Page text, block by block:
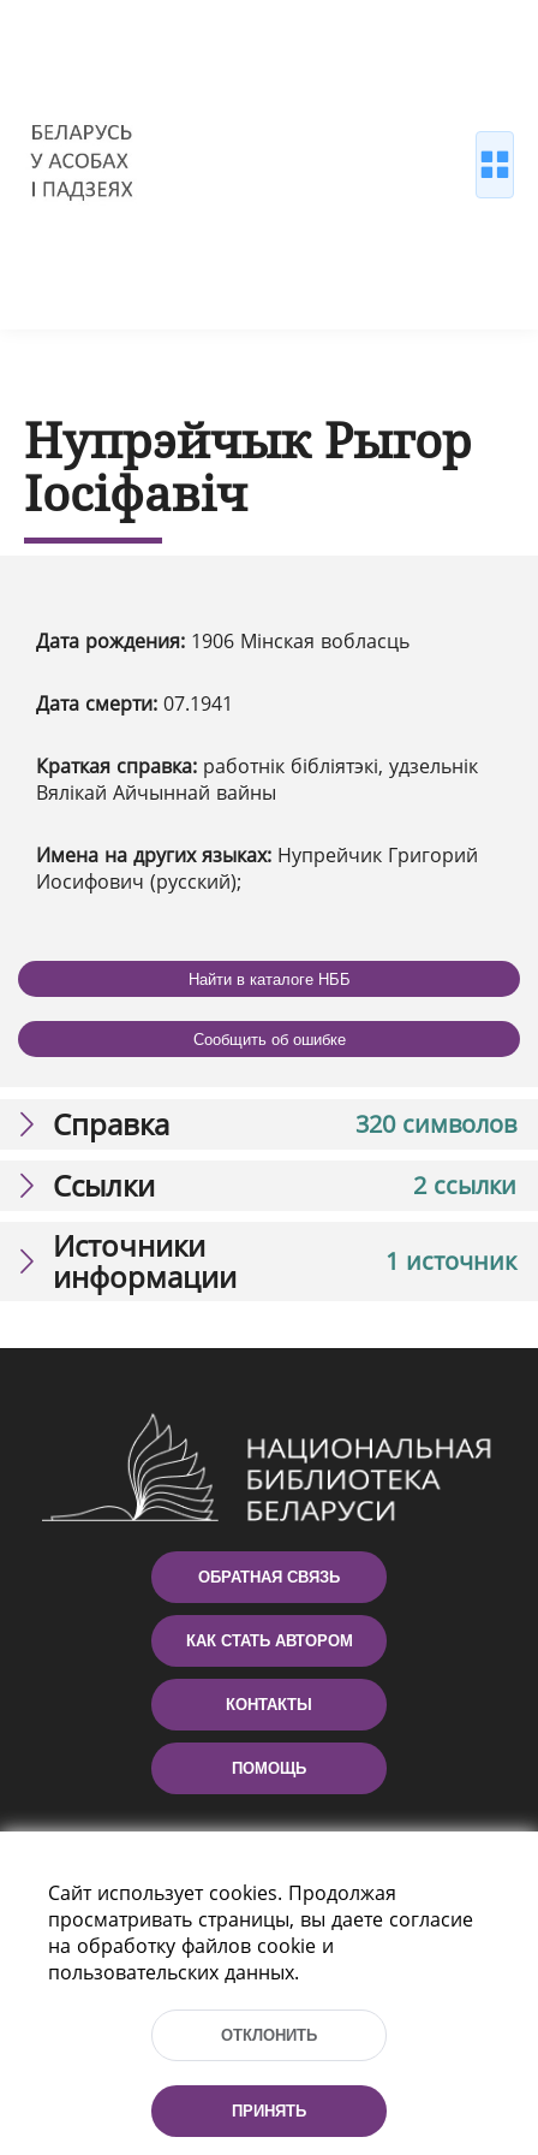
Нупрэйчык Рыгор
Іосіфавіч
Дата рождения: 1906 Мінская вобласць
Дата смерти: 07.1941
Краткая справка: работнік бібліятэкі, удзельнік
Вялікай Айчыннай вайны
Имена на других языках: Нупрейчик Григорий
Иосифович (русский);
Найти в каталоге НББ
Сообщить об ошибке
320 символов
Справка
2 ссылки
Ссылки
1 источник
Источники
информации
ОБРАТНАЯ СВЯЗЬ
КАК СТАТЬ АВТОРОМ
КОНТАКТЫ
ПОМОЩЬ
г. Минск, Республика Беларусь, 220114
Тел.: (+375 17) 368 37 37, Факс: (+375 17)
Эл. почта: inbox@nlb.by
Сайт использует cookies. Продолжая
просматривать страницы, вы даете согласие
на обработку файлов cookie и
пользовательских данных.
ОТКЛОНИТЬ
ПРИНЯТЬ